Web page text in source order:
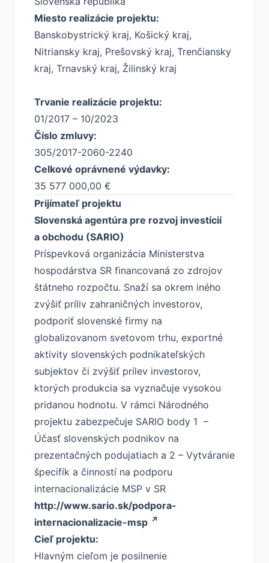
Miesto realizácie projektu:
Banskobystrický kraj, Košický kraj,
Nitriansky kraj, Prešovský kraj, Trenčiansky
kraj, Trnavský kraj, Žilinský kraj
Trvanie realizácie projektu:
01/2017 – 10/2023
Číslo zmluvy:
305/2017-2060-2240
Celkové oprávnené výdavky:
35 577 000,00 €
Prijímateľ projektu
Slovenská agentúra pre rozvoj investícií
a obchodu (SARIO)
Príspevková organizácia Ministerstva
hospodárstva SR financovaná zo zdrojov
štátneho rozpočtu. Snaží sa okrem iného
zvýšiť príliv zahraničných investorov,
podporiť slovenské firmy na
globalizovanom svetovom trhu, exportné
aktivity slovenských podnikateľských
subjektov či zvýšiť prílev investorov,
ktorých produkcia sa vyznačuje vysokou
pridanou hodnotu. V rámci Národného
projektu zabezpečuje SARIO body 1 –
Účasť slovenských podnikov na
prezentačných podujatiach a 2 – Vytváranie
špecifík a činností na podporu
internacionalizácie MSP v SR
http://www.sario.sk/podpora-
internacionalizacie-msp
Cieľ projektu:
Hlavným cieľom je posilnenie